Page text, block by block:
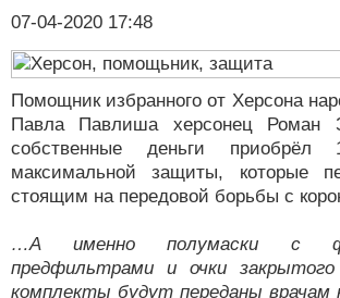
07-04-2020 17:48
Помощник избранного от Херсона
Павла Павлиша херсонец Роман
собственные деньги приобрёл
максимальной защиты, которые
стоящим на передовой борьбы с
…А именно полумаски с
предфильтрами и очки
комплекты будут переданы